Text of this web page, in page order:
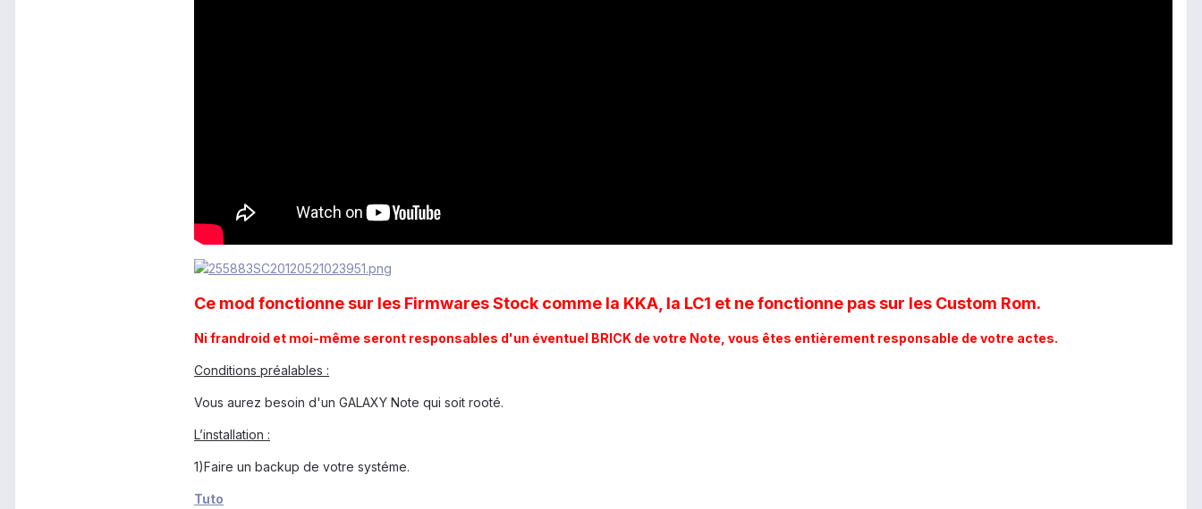
Ce mod fonctionne sur les Firmwares Stock comme la KKA, la LC1 et ne fonctionne pas sur les Custom Rom.
Ni frandroid et moi-même seront responsables d'un éventuel BRICK de votre Note, vous êtes entièrement responsable de votre actes.
Conditions préalables :
Vous aurez besoin d'un GALAXY Note qui soit rooté.
L’installation :
1)Faire un backup de votre systéme.
Tuto